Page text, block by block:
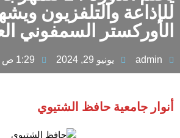
للإذاعة والتلفزيون
الأوركستر السمفوني
admin يونيو 29, 2024 1:29 ص
أنوار جامعية حافظ الشتيوي